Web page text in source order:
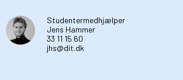
Studentermedhjælper
Jens Hammer
33 11 15 60
jhs@dit.dk